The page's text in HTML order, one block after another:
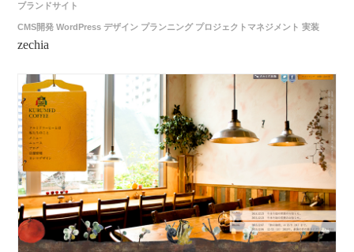
ブランドサイト
CMS開発 WordPress デザイン プランニング プロジェクトマネジメント 実装
zechia